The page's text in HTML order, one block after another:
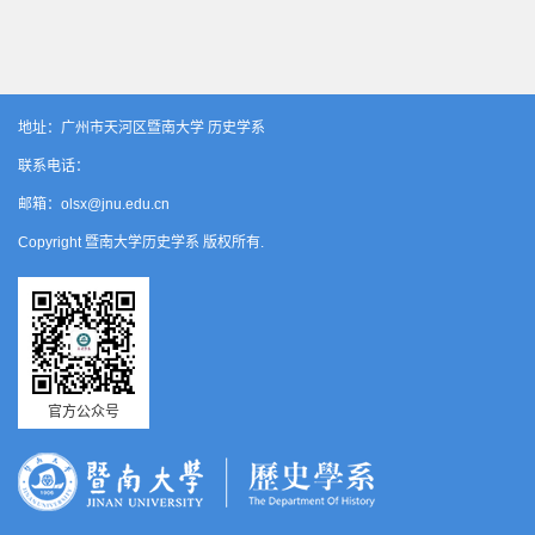
地址：广州市天河区暨南大学 历史学系
联系电话：
邮箱：olsx@jnu.edu.cn
Copyright 暨南大学历史学系 版权所有.
官方公众号